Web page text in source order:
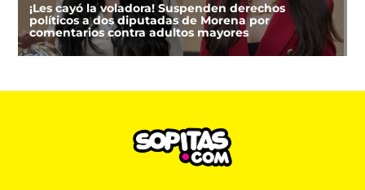
¡Les cayó la voladora! Suspenden derechos
políticos a dos diputadas de Morena por
comentarios contra adultos mayores